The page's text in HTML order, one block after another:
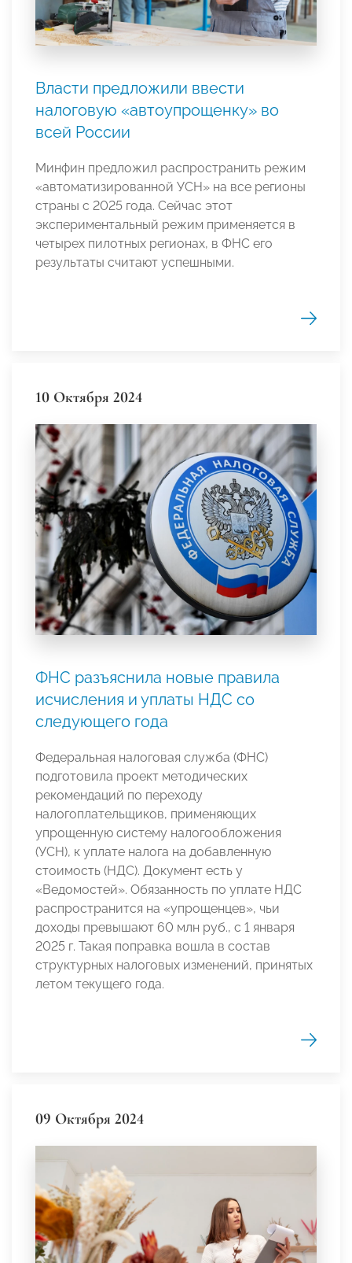
Власти предложили ввести
налоговую «автоупрощенку» во
вcей России
Минфин предложил распространить режим
«автоматизированной УСН» на все регионы
страны с 2025 года. Сейчас этот
экспериментальный режим применяется в
четырех пилотных регионах, в ФНС его
результаты считают успешными.
10 Октября 2024
ФНС разъяснила новые правила
исчисления и уплаты НДС со
следующего года
Федеральная налоговая служба (ФНС)
подготовила проект методических
рекомендаций по переходу
налогоплательщиков, применяющих
упрощенную систему налогообложения
(УСН), к уплате налога на добавленную
стоимость (НДС). Документ есть у
«Ведомостей». Обязанность по уплате НДС
распространится на «упрощенцев», чьи
доходы превышают 60 млн руб., с 1 января
2025 г. Такая поправка вошла в состав
структурных налоговых изменений, принятых
летом текущего года.
09 Октября 2024